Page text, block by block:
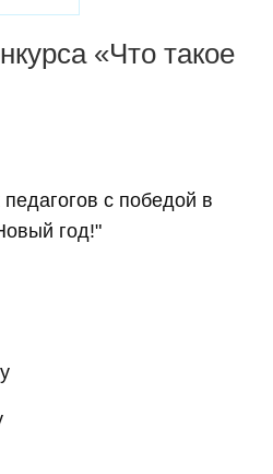
«Что такое
с победой в
год!"